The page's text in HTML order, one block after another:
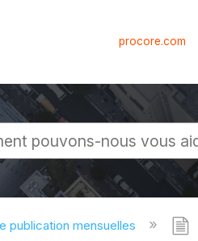
procore.com
publication mensuelles